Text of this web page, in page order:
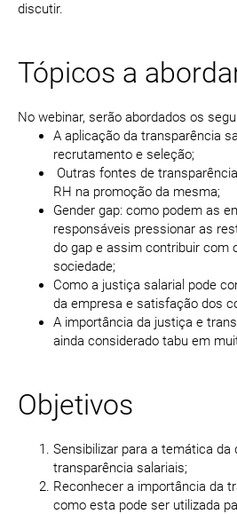
discutir.
Tópicos a
No webinar, serão abordados os
A aplicação da transparência
recrutamento e seleção;
Outras fontes de
RH na promoção da mesma;
Gender gap: como podem as
responsáveis pressionar as
do gap e assim contribuir com
sociedade;
Como a justiça salarial pode
da empresa e satisfação dos
A importância da justiça e
ainda considerado tabu em
Objetivos
Sensibilizar para a temática da
transparência salariais;
Reconhecer a importância da
como esta pode ser utilizada